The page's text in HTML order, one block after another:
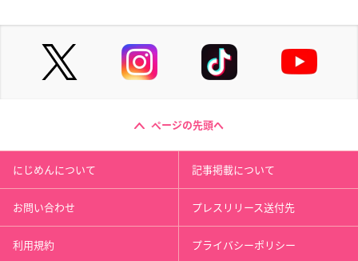
ページの先頭へ
にじめんについて 記事掲載について
お問い合わせ プレスリリース送付先
利用規約 プライバシーポリシー